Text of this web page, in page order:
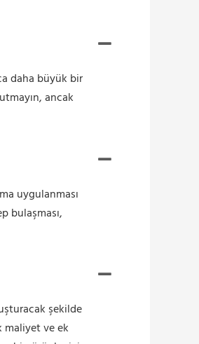
daha büyük bir
ancak
uygulanması
bulaşması,
şekilde
maliyet ve ek